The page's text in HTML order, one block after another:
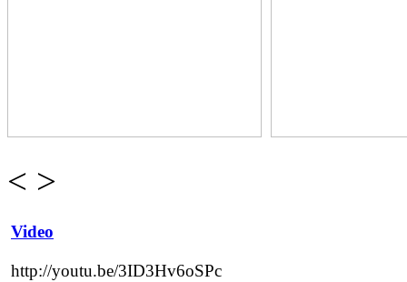
< >
Video
http://youtu.be/3ID3Hv6oSPc